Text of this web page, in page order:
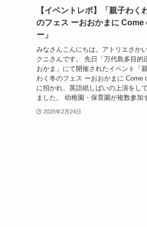
【イベントレポ】「親子わく
のフェス ーおおかまに Come
ー」
みなさんこんにちは。アトリエさか
クニさんです。 先日「万代島多目
おかま」にて開催されたイベント「
わく冬のフェス ーおおかまに Come
に招かれ、英語紙しばいの上演をし
ました。 幼稚園・保育園が複数参加
2025年2月24日